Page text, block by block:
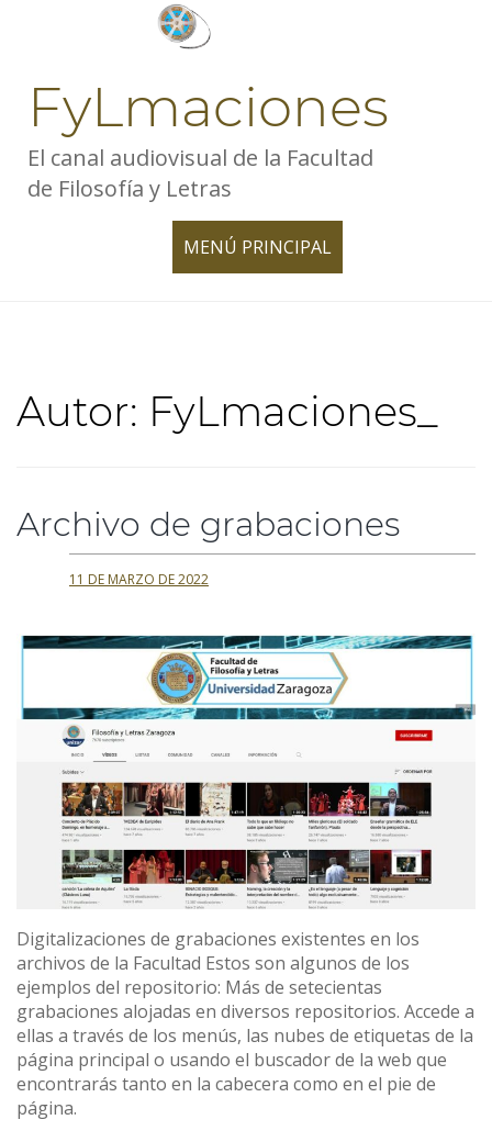
FyLmaciones
El canal audiovisual de la Facultad
de Filosofía y Letras
MENÚ PRINCIPAL
TOGGLE
Autor: FyLmaciones_
Archivo de grabaciones
11 DE MARZO DE 2022
Digitalizaciones de grabaciones existentes en los
archivos de la Facultad Estos son algunos de los
ejemplos del repositorio: Más de setecientas
grabaciones alojadas en diversos repositorios. Accede a
ellas a través de los menús, las nubes de etiquetas de la
página principal o usando el buscador de la web que
encontrarás tanto en la cabecera como en el pie de
página.